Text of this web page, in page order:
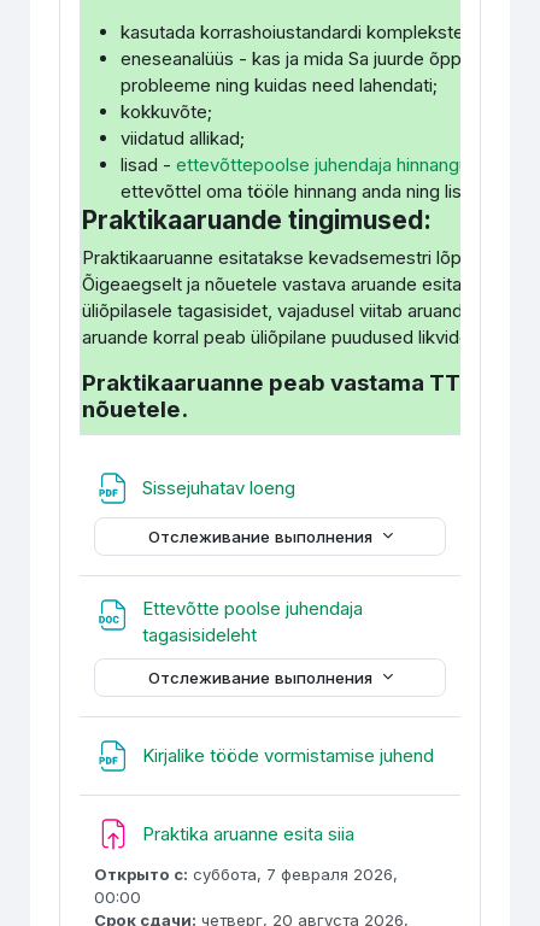
kasutada korrashoiustandardi komplekstegevuste
eneseanalüüs - kas ja mida Sa juurde õppisid,
probleeme ning kuidas need lahendati;
kokkuvõte;
viidatud allikad;
lisad -ettevõttepoolse juhendaja hinnanguleht
ettevõttel oma tööle hinnang anda ning lisa
Praktikaaruande tingimused:
Praktikaaruanne esitatakse kevadsemestri lõpuks
Õigeaegselt ja nõuetele vastava aruande esitamisel
üliõpilasele tagasisidet, vajadusel viitab aruandes
aruande korral peab üliõpilane puudused likvideerima.
Praktikaaruanne peab vastama TTK
nõuetele.
Sissejuhatav loeng
Отслеживание выполнения
Ettevõtte poolse juhendaja
tagasisideleht
Отслеживание выполнения
Kirjalike tööde vormistamise juhend
Praktika aruanne esita siia
Открыто с: суббота, 7 февраля 2026,
00:00
Срок сдачи: четверг, 20 августа 2026,